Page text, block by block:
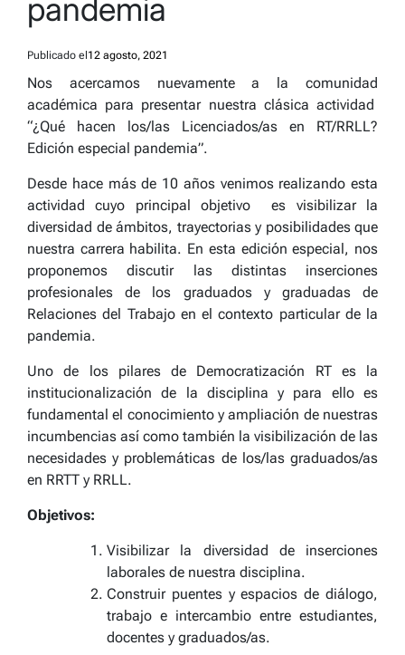
pandemia
Publicado el 12 agosto, 2021
Nos acercamos nuevamente a la comunidad
académica para presentar nuestra clásica actividad
“¿Qué hacen los/las Licenciados/as en RT/RRLL?
Edición especial pandemia”.
Desde hace más de 10 años venimos realizando esta
actividad cuyo principal objetivo es visibilizar la
diversidad de ámbitos, trayectorias y posibilidades que
nuestra carrera habilita. En esta edición especial, nos
proponemos discutir las distintas inserciones
profesionales de los graduados y graduadas de
Relaciones del Trabajo en el contexto particular de la
pandemia.
Uno de los pilares de Democratización RT es la
institucionalización de la disciplina y para ello es
fundamental el conocimiento y ampliación de nuestras
incumbencias así como también la visibilización de las
necesidades y problemáticas de los/las graduados/as
en RRTT y RRLL.
Objetivos:
Visibilizar la diversidad de inserciones
laborales de nuestra disciplina.
Construir puentes y espacios de diálogo,
trabajo e intercambio entre estudiantes,
docentes y graduados/as.